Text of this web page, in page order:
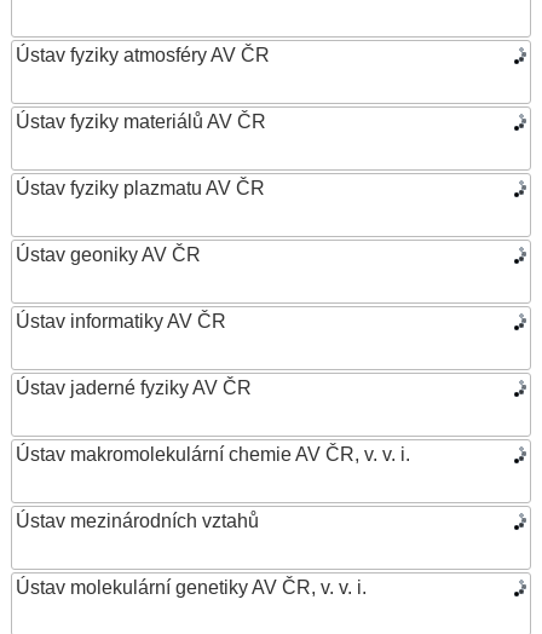
Ústav fyziky atmosféry AV ČR
Ústav fyziky materiálů AV ČR
Ústav fyziky plazmatu AV ČR
Ústav geoniky AV ČR
Ústav informatiky AV ČR
Ústav jaderné fyziky AV ČR
Ústav makromolekulární chemie AV ČR, v. v. i.
Ústav mezinárodních vztahů
Ústav molekulární genetiky AV ČR, v. v. i.